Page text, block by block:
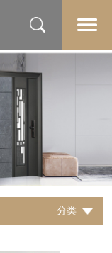
分类